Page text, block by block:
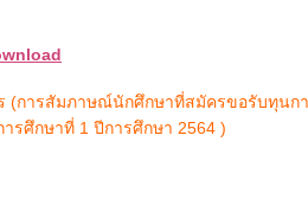
(การสัมภาษณ์นักศึกษาที่สมัครขอรับทุนก
รศึกษาที่ 1 ปีการศึกษา 2564 )